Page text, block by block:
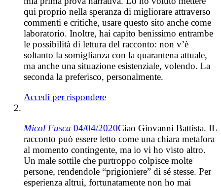
qui proprio nella speranza di migliorare attraverso
commenti e critiche, usare questo sito anche come
laboratorio. Inoltre, hai capito benissimo entrambe
le possibilità di lettura del racconto: non v’è
soltanto la somiglianza con la quarantena attuale,
ma anche una situazione esistenziale, volendo. La
seconda la preferisco, personalmente.
Accedi per rispondere
Micol Fusca 04/04/2020Ciao Giovanni Battista. IL
racconto può essere letto come una chiara metafora
al momento contingente, ma io vi ho visto altro.
Un male sottile che purtroppo colpisce molte
persone, rendendole “prigioniere” di sé stesse. Per
esperienza altrui, fortunatamente non ho mai